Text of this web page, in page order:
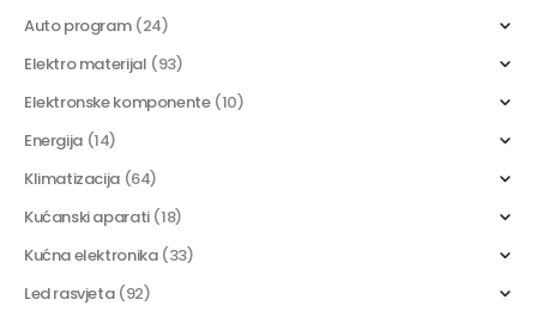
Auto program (24)
Elektro materijal (93)
Elektronske komponente (10)
Energija (14)
Klimatizacija (64)
Kućanski aparati (18)
Kućna elektronika (33)
Led rasvjeta (92)